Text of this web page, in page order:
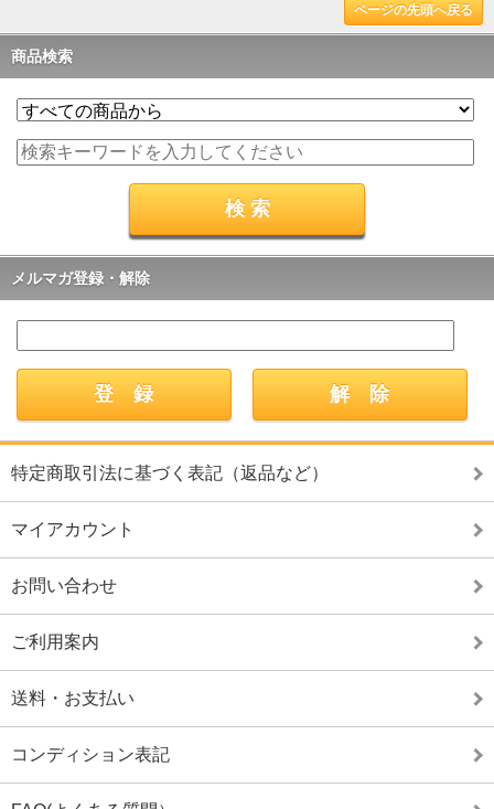
ページの先頭へ戻る
商品検索
メルマガ登録・解除
特定商取引法に基づく表記（返品など）
マイアカウント
お問い合わせ
ご利用案内
送料・お支払い
コンディション表記